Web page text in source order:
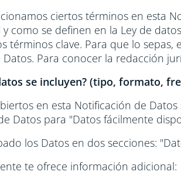
ciertos términos en esta
como se definen en la Ley de
términos clave. Para que lo
Datos. Para conocer la redacción
se incluyen? (tipo, formato,
en esta Notificación de
Datos para "Datos fácilmente
los Datos en dos secciones:
te ofrece información adicional: